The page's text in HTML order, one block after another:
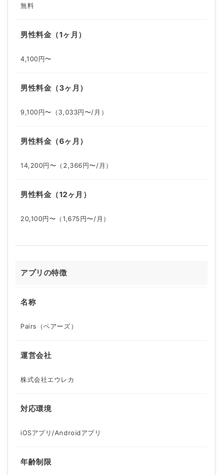
無料
男性料金（1ヶ月）
4,100円〜
男性料金（3ヶ月）
9,100円〜（3,033円〜/月）
男性料金（6ヶ月）
14,200円〜（2,366円〜/月）
男性料金（12ヶ月）
20,100円〜（1,675円〜/月）
アプリの特徴
名称
Pairs（ペアーズ）
運営会社
株式会社エウレカ
対応環境
iOSアプリ/Androidアプリ
年齢制限